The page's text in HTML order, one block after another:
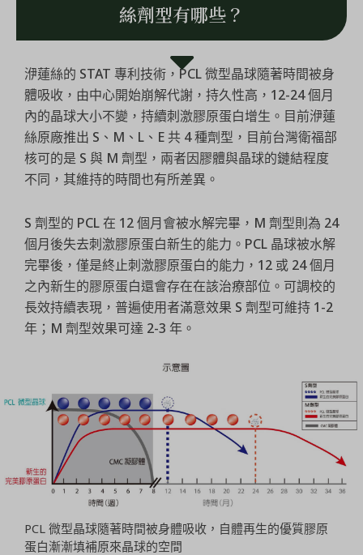
絲劑型有哪些？
洢蓮絲的 STAT 專利技術，PCL 微型晶球隨著時間被身
體吸收，由中心開始崩解代謝，持久性高，12-24 個月
內的晶球大小不變，持續刺激膠原蛋白增生。目前洢蓮
絲原廠推出 S、M、L、E 共 4 種劑型，目前台灣衛福部
核可的是 S 與 M 劑型，兩者因膠體與晶球的鏈結程度
不同，其維持的時間也有所差異。
S 劑型的 PCL 在 12 個月會被水解完畢，M 劑型則為 24
個月後失去刺激膠原蛋白新生的能力。PCL 晶球被水解
完畢後，僅是終止刺激膠原蛋白的能力，12 或 24 個月
之內新生的膠原蛋白還會存在在該治療部位。可調校的
長效持續表現，普遍使用者滿意效果 S 劑型可維持 1-2
年；M 劑型效果可達 2-3 年。
PCL 微型晶球隨著時間被身體吸收，自體再生的優質膠原
蛋白漸漸填補原來晶球的空間